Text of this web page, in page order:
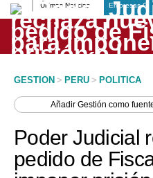
Últimas Noticias Empresas G
Lo último
Peru Quiosco
Economía
Mercados
GESTION > PERU > POLITICA
AñadirGestión como
Poder Judicial
pedido de